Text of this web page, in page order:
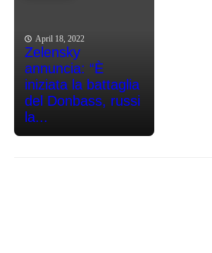
April 18, 2022
Zelensky
annuncia: “È
iniziata la battaglia
del Donbass, russi
la...